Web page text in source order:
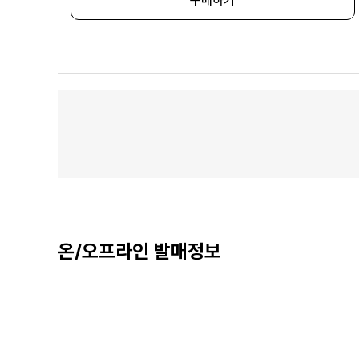
온/오프라인 발매정보